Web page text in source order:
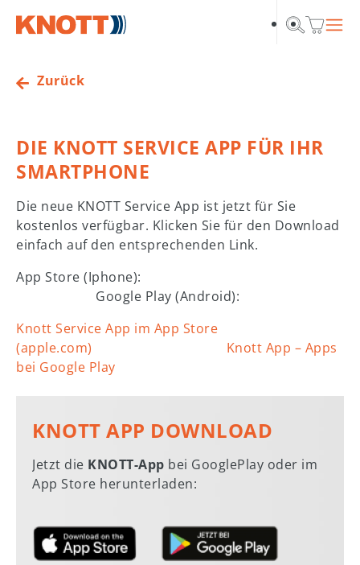
Zurück
DIE KNOTT SERVICE APP FÜR IHR
SMARTPHONE
Die neue KNOTT Service App ist jetzt für Sie
kostenlos verfügbar. Klicken Sie für den Download
einfach auf den entsprechenden Link.
App Store (Iphone):
Google Play (Android):
‎Knott Service App im App Store
(apple.com)
Knott App – Apps
bei Google Play
KNOTT APP DOWNLOAD
Jetzt die KNOTT-App bei GooglePlay oder im
App Store herunterladen: